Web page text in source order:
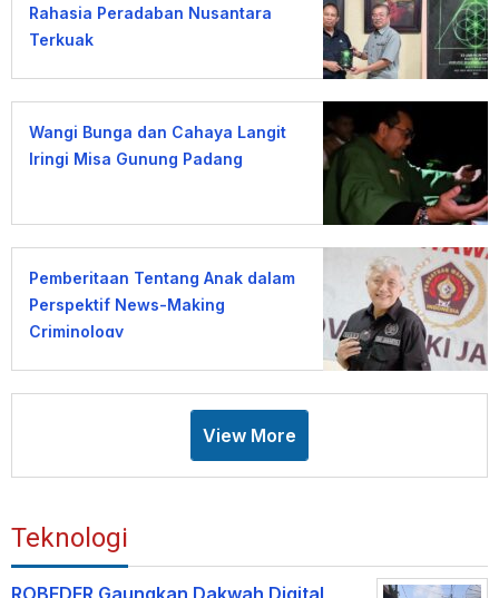
Rahasia Peradaban Nusantara
Terkuak
Wangi Bunga dan Cahaya Langit
Iringi Misa Gunung Padang
Pemberitaan Tentang Anak dalam
Perspektif News-Making
Criminology
View More
Teknologi
ROBEDER Gaungkan Dakwah Digital